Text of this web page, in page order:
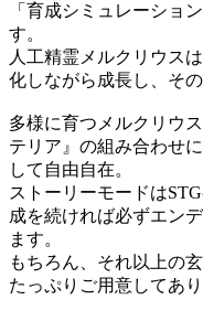
「育成シミュレーショ
す。
人工精霊メルクリウス
化しながら成長し、そ
多様に育つメルクリウ
テリア』の組み合わせ
して自由自在。
ストーリーモードは
成を続ければ必ずエン
ます。
もちろん、それ以上の
たっぷりご用意してあ